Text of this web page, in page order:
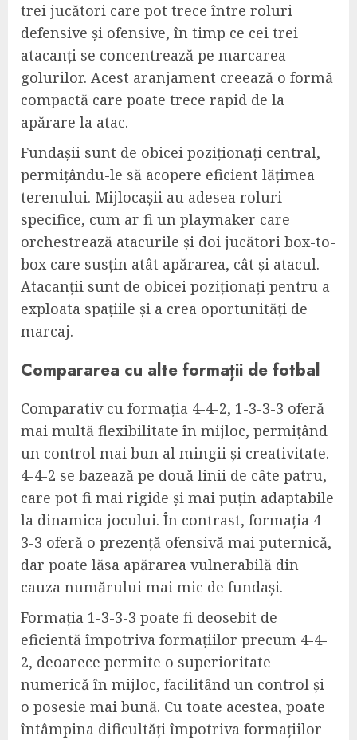
trei jucători care pot trece între roluri
defensive și ofensive, în timp ce cei trei
atacanți se concentrează pe marcarea
golurilor. Acest aranjament creează o formă
compactă care poate trece rapid de la
apărare la atac.
Fundașii sunt de obicei poziționați central,
permițându-le să acopere eficient lățimea
terenului. Mijlocașii au adesea roluri
specifice, cum ar fi un playmaker care
orchestrează atacurile și doi jucători box-to-
box care susțin atât apărarea, cât și atacul.
Atacanții sunt de obicei poziționați pentru a
exploata spațiile și a crea oportunități de
marcaj.
Compararea cu alte formații de fotbal
Comparativ cu formația 4-4-2, 1-3-3-3 oferă
mai multă flexibilitate în mijloc, permițând
un control mai bun al mingii și creativitate.
4-4-2 se bazează pe două linii de câte patru,
care pot fi mai rigide și mai puțin adaptabile
la dinamica jocului. În contrast, formația 4-
3-3 oferă o prezență ofensivă mai puternică,
dar poate lăsa apărarea vulnerabilă din
cauza numărului mai mic de fundași.
Formația 1-3-3-3 poate fi deosebit de
eficientă împotriva formațiilor precum 4-4-
2, deoarece permite o superioritate
numerică în mijloc, facilitând un control și
o posesie mai bună. Cu toate acestea, poate
întâmpina dificultăți împotriva formațiilor